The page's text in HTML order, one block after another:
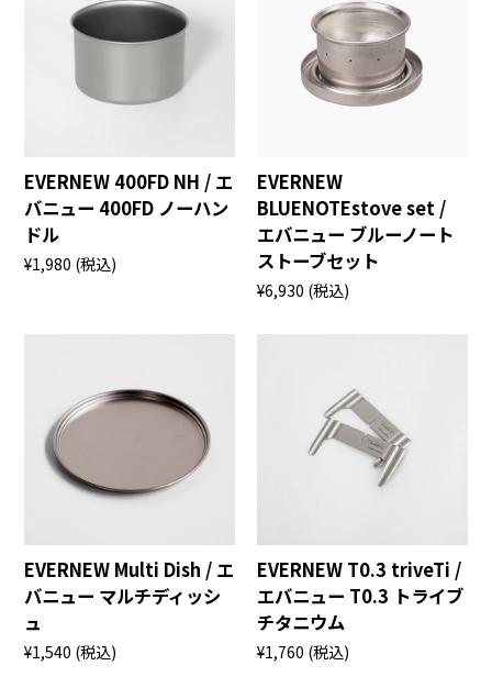
EVERNEW 400FD NH / エ
バニュー 400FD ノーハン
ドル
¥1,980 (税込)
EVERNEW
BLUENOTEstove set /
エバニュー ブルーノート
ストーブセット
¥6,930 (税込)
EVERNEW Multi Dish / エ
バニュー マルチディッシ
ュ
¥1,540 (税込)
EVERNEW T0.3 triveTi /
エバニュー T0.3 トライブ
チタニウム
¥1,760 (税込)